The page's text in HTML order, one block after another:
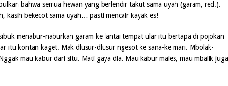
bahwa semua hewan yang berlendir takut sama uyah (garam, red.).
kasih bekecot sama uyah… pasti mencair kayak es!
menabur-naburkan garam ke lantai tempat ular itu bertapa di pojokan
itu kontan kaget. Mak dlusur-dlusur ngesot ke sana-ke mari. Mbolak-
mau kabur dari situ. Mati gaya dia. Mau kabur males, mau mbalik juga